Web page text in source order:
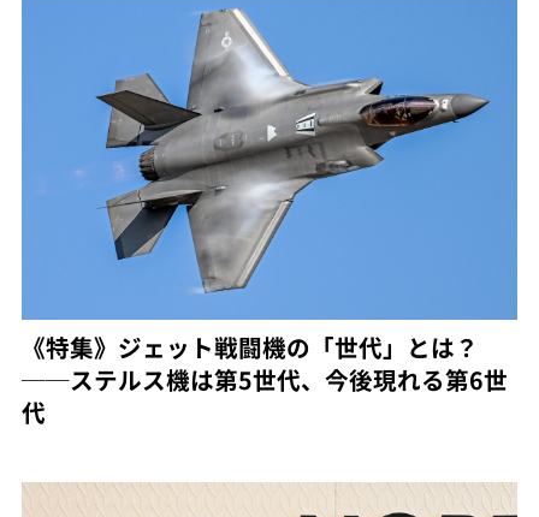
《特集》ジェット戦闘機の「世代」とは？
──ステルス機は第5世代、今後現れる第6世
代